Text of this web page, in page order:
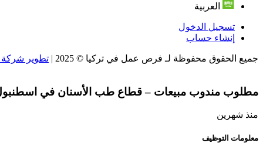
العربية
تسجيل الدخول
إنشاء حساب
جميع الحقوق محفوظة لـ فرص عمل في تركيا © 2025 | تطوير شركة
مطلوب مندوب مبيعات – قطاع طب الأسنان في اسطنبول
منذ شهرين
معلومات التوظيف